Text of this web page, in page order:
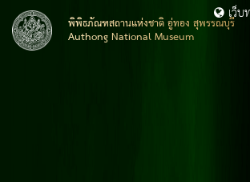
พิพิธภัณฑสถานแห่งชาติ อู่ทอง สุพรรณบุรี
Authong National Museum
เว็